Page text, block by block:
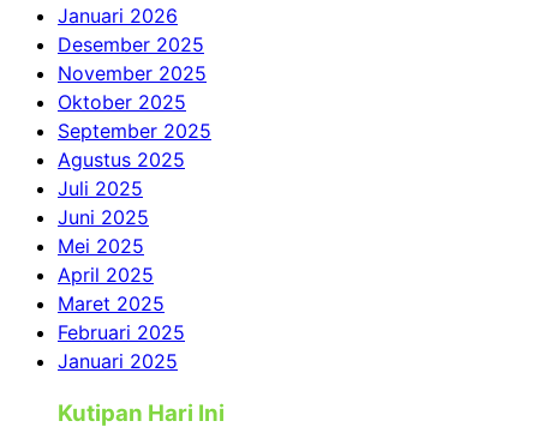
Januari 2026
Desember 2025
November 2025
Oktober 2025
September 2025
Agustus 2025
Juli 2025
Juni 2025
Mei 2025
April 2025
Maret 2025
Februari 2025
Januari 2025
Kutipan Hari Ini